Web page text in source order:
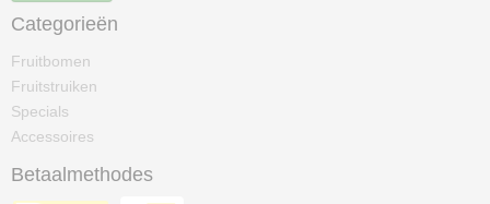
Categorieën
Fruitbomen
Fruitstruiken
Specials
Accessoires
Betaalmethodes